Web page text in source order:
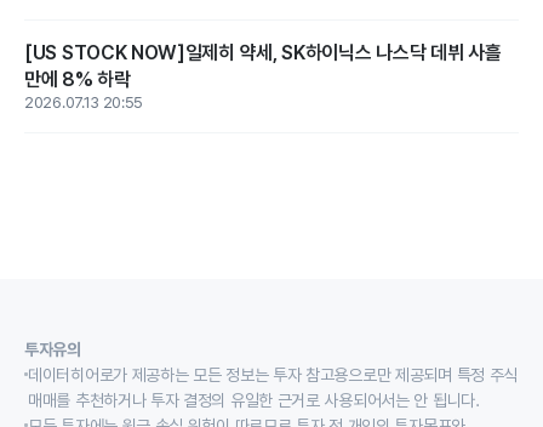
[US STOCK NOW]일제히 약세, SK하이닉스 나스닥 데뷔 사흘
만에 8% 하락
2026.07.13 20:55
투자유의
데이터히어로가 제공하는 모든 정보는 투자 참고용으로만 제공되며 특정 주식
매매를 추천하거나 투자 결정의 유일한 근거로 사용되어서는 안 됩니다.